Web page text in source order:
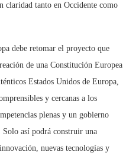
claridad tanto en Occidente como
debe retomar el proyecto que
de una Constitución Europea
Estados Unidos de Europa,
y cercanas a los
plenas y un gobierno
así podrá construir una
nuevas tecnologías y